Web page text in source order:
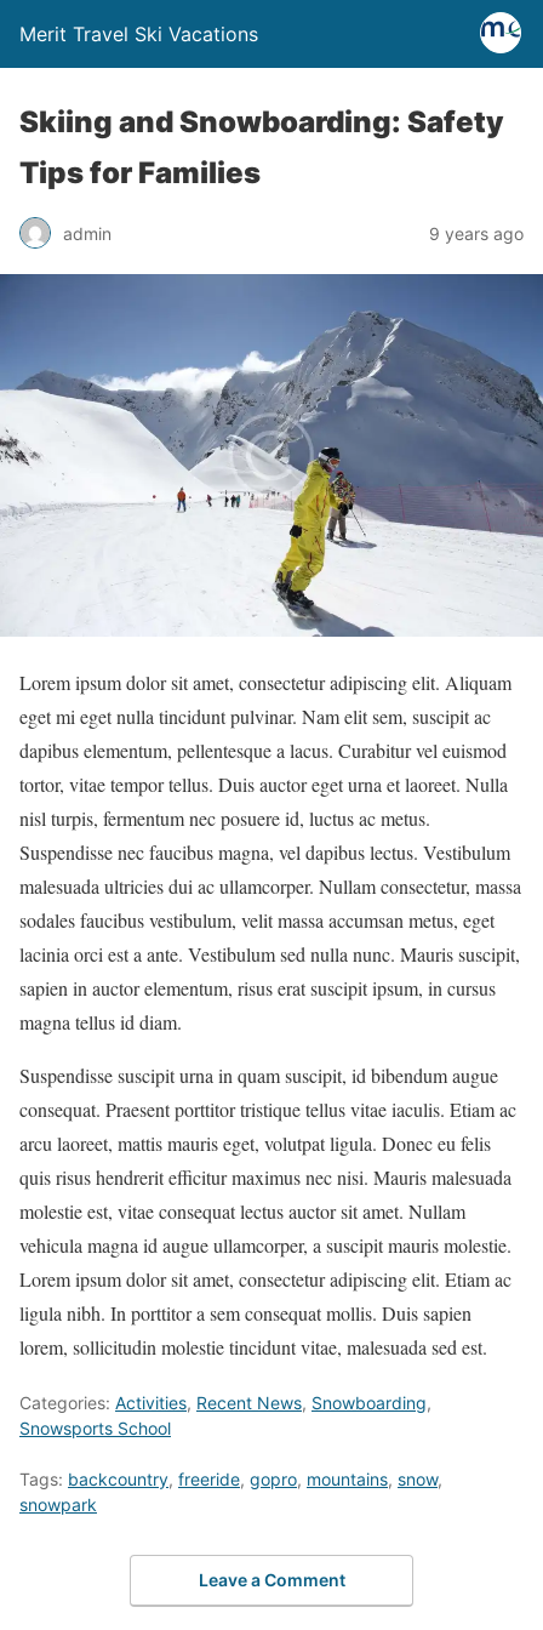
Merit Travel Ski Vacations
Skiing and Snowboarding: Safety
Tips for Families
admin 9 years ago
Lorem ipsum dolor sit amet, consectetur adipiscing elit. Aliquam
eget mi eget nulla tincidunt pulvinar. Nam elit sem, suscipit ac
dapibus elementum, pellentesque a lacus. Curabitur vel euismod
tortor, vitae tempor tellus. Duis auctor eget urna et laoreet. Nulla
nisl turpis, fermentum nec posuere id, luctus ac metus.
Suspendisse nec faucibus magna, vel dapibus lectus. Vestibulum
malesuada ultricies dui ac ullamcorper. Nullam consectetur, massa
sodales faucibus vestibulum, velit massa accumsan metus, eget
lacinia orci est a ante. Vestibulum sed nulla nunc. Mauris suscipit,
sapien in auctor elementum, risus erat suscipit ipsum, in cursus
magna tellus id diam.
Suspendisse suscipit urna in quam suscipit, id bibendum augue
consequat. Praesent porttitor tristique tellus vitae iaculis. Etiam ac
arcu laoreet, mattis mauris eget, volutpat ligula. Donec eu felis
quis risus hendrerit efficitur maximus nec nisi. Mauris malesuada
molestie est, vitae consequat lectus auctor sit amet. Nullam
vehicula magna id augue ullamcorper, a suscipit mauris molestie.
Lorem ipsum dolor sit amet, consectetur adipiscing elit. Etiam ac
ligula nibh. In porttitor a sem consequat mollis. Duis sapien
lorem, sollicitudin molestie tincidunt vitae, malesuada sed est.
Categories: Activities, Recent News, Snowboarding,
Snowsports School
Tags: backcountry, freeride, gopro, mountains, snow,
snowpark
Leave a Comment